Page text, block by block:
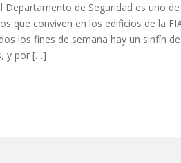
Departamento de Seguridad es uno
que conviven en los edificios de la
los fines de semana hay un sinfín
y por […]